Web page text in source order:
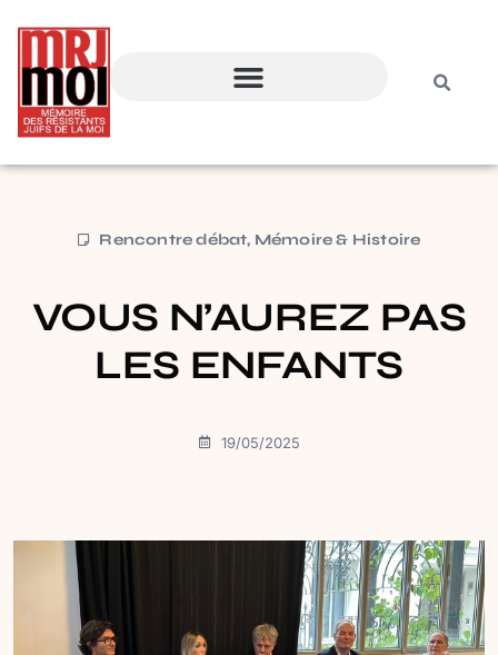
Rencontre débat, Mémoire & Histoire
VOUS N’AUREZ PAS
LES ENFANTS
19/05/2025